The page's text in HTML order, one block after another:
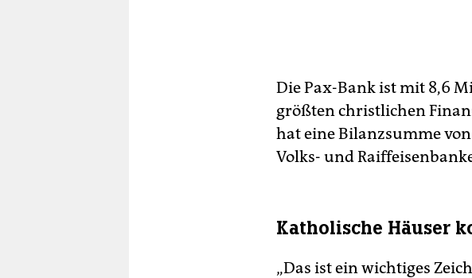
Die Pax-Bank ist mit 8,6
größten christlichen
hat eine Bilanzsumme
Volks- und
Katholische Häuser
„Das ist ein wichtiges